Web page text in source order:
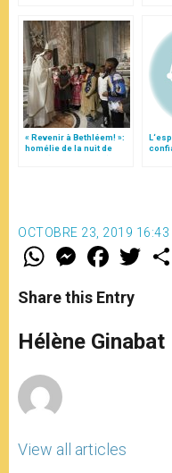
« Revenir à Bethléem! »:
homélie de la nuit de
Noël (texte complet)
OCTOBRE 23, 2019 16:43
W
t
s
p
p
M
e
s
e
g
e
F
a
e
b
o
k
w
r
Share this Entry
Hélène Ginabat
View all articles